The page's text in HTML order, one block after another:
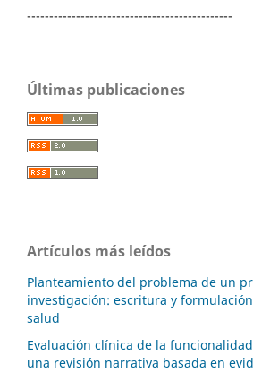
----------------------------------------------
Últimas publicaciones
Artículos más leídos
Planteamiento del problema de un
investigación: escritura y
salud
Evaluación clínica de la
una revisión narrativa basada en